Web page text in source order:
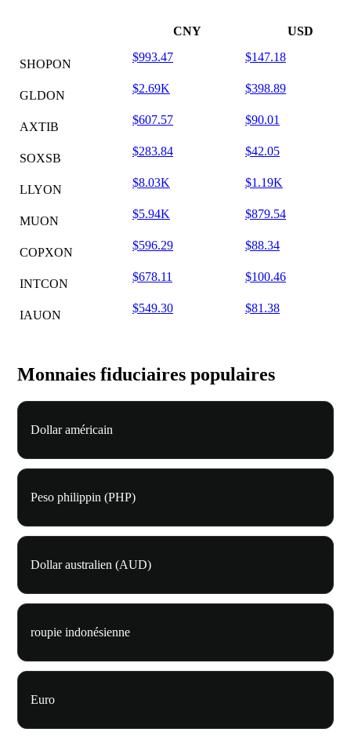
CNY USD
SHOPON
$993.47 $147.18
GLDON
$2.69K $398.89
AXTIB
$607.57 $90.01
SOXSB
$283.84 $42.05
LLYON
$8.03K $1.19K
MUON
$5.94K $879.54
COPXON
$596.29 $88.34
INTCON
$678.11 $100.46
IAUON
$549.30 $81.38
Monnaies fiduciaires populaires
Dollar américain
Peso philippin (PHP)
Dollar australien (AUD)
roupie indonésienne
Euro